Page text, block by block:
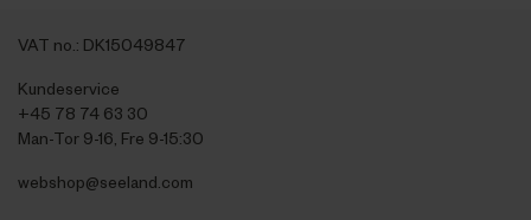
VAT no.: DK15049847
Kundeservice
+45 78 74 63 30
Man-Tor 9-16, Fre 9-15:30
webshop@seeland.com